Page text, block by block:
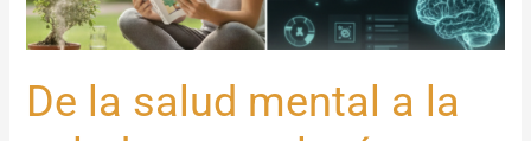
De la salud mental a la
personal:
cómo
cuidarla
de